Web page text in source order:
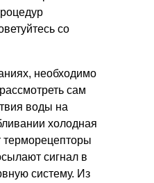
со
необходимо
сам
воды на
холодная
терморецепторы
сигнал в
систему. Из